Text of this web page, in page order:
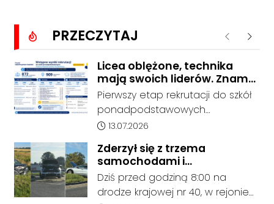
Gliwicki po zgłoszeniu od
zaniepokojonego świadka.
Osoba zgłaszająca zauważyła
unoszący się na wodzie czarny
worek, którego zawartość
wzbudziła jej niepokój.
PRZECZYTAJ Poprzednie
Licea oblężone, technika
mają swoich liderów. Znamy
wstępne wyniki rekrutacji do
szkół w powiecie
Pierwszy etap rekrutacji do szkół
ponadpodstawowych
prowadzonych przez Powiat
coraz wyraźniejsze preferencje
tegorocznych absolwentów szkół
podstawowych. Dane dotyczą
kandydatów, którzy wskazali dany
Data dodania artykułu:
13.07.2026
Zderzył się z trzema
samochodami i
kontynuował jazdę. Seria
kolizji na Drodze Krajowej nr
40
Dziś przed godziną 8:00 na
drodze krajowej nr 40, w rejonie